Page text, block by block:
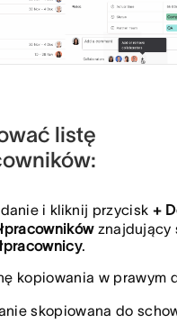
listę
i kliknij przycisk +
znajdujący
.
kopiowania w prawym
skopiowana do